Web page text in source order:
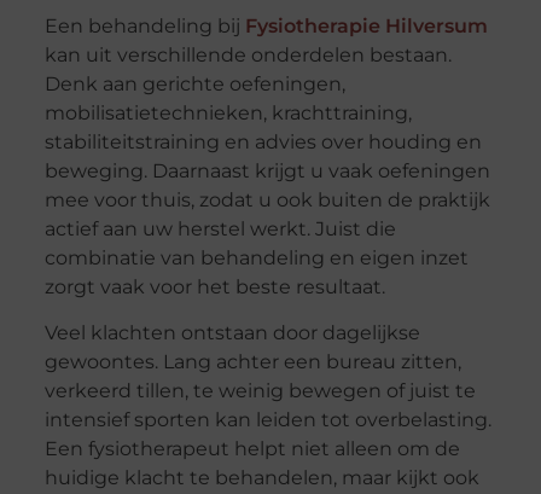
Een behandeling bij Fysiotherapie Hilversum
kan uit verschillende onderdelen bestaan.
Denk aan gerichte oefeningen,
mobilisatietechnieken, krachttraining,
stabiliteitstraining en advies over houding en
beweging. Daarnaast krijgt u vaak oefeningen
mee voor thuis, zodat u ook buiten de praktijk
actief aan uw herstel werkt. Juist die
combinatie van behandeling en eigen inzet
zorgt vaak voor het beste resultaat.
Veel klachten ontstaan door dagelijkse
gewoontes. Lang achter een bureau zitten,
verkeerd tillen, te weinig bewegen of juist te
intensief sporten kan leiden tot overbelasting.
Een fysiotherapeut helpt niet alleen om de
huidige klacht te behandelen, maar kijkt ook